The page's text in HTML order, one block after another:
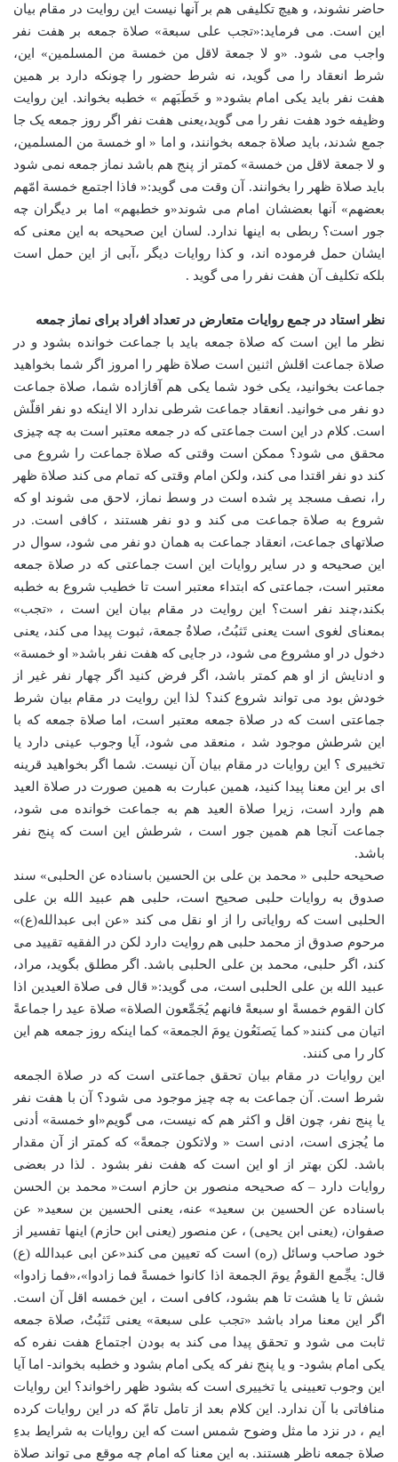
حاضر نشوند، و هیچ تکلیفی هم بر آنها نیست این روایت در مقام بیان
این است. می فرماید:«تجب علی سبعة» صلاة جمعه بر هفت نفر
واجب می شود. «و لا جمعة لاقل من خمسة من المسلمین» این،
شرط انعقاد را می گوید، نه شرط حضور را چونکه دارد بر همین
هفت نفر باید یکی امام بشود« و خَطَبَهم » خطبه بخواند. این روایت
وظیفه خود هفت نفر را می گوید،یعنی هفت نفر اگر روز جمعه یک جا
جمع شدند، باید صلاة جمعه بخوانند، و اما « او خمسة من المسلمین،
و لا جمعة لاقل من خمسة» کمتر از پنج هم باشد نماز جمعه نمی شود
باید صلاة ظهر را بخوانند. آن وقت می گوید:« فاذا اجتمع خمسة امّهم
بعضهم» آنها بعضشان امام می شوند«و خطبهم» اما بر دیگران چه
جور است؟ ربطی به اینها ندارد. لسان این صحیحه به این معنی که
ایشان حمل فرموده اند، و کذا روایات دیگر ،آبی از این حمل است
بلکه تکلیف آن هفت نفر را می گوید .
نظر استاد در جمع روایات متعارض در تعداد افراد برای نماز جمعه
نظر ما این است که صلاة جمعه باید با جماعت خوانده بشود و در
صلاة جماعت اقلش اثنین است صلاة ظهر را امروز اگر شما بخواهید
جماعت بخوانید، یکی خود شما یکی هم آقازاده شما، صلاة جماعت
دو نفر می خوانید. انعقاد جماعت شرطی ندارد الا اینکه دو نفر اقلّش
است. کلام در این است جماعتی که در جمعه معتبر است به چه چیزی
محقق می شود؟ ممکن است وقتی که صلاة جماعت را شروع می
کند دو نفر اقتدا می کند، ولکن امام وقتی که تمام می کند صلاة ظهر
را، نصف مسجد پر شده است در وسط نماز، لاحق می شوند او که
شروع به صلاة جماعت می کند و دو نفر هستند ، کافی است. در
صلاتهای جماعت، انعقاد جماعت به همان دو نفر می شود، سوال در
این صحیحه و در سایر روایات این است جماعتی که در صلاة جمعه
معتبر است، جماعتی که ابتداء معتبر است تا خطیب شروع به خطبه
بکند،چند نفر است؟ این روایت در مقام بیان این است ، «تجب»
بمعنای لغوی است یعنی تَثبُتُ، صلاةُ جمعة، ثبوت پیدا می کند، یعنی
دخول در او مشروع می شود، در جایی که هفت نفر باشد« او خمسة»
و ادنایش از او هم کمتر باشد، اگر فرض کنید اگر چهار نفر غیر از
خودش بود می تواند شروع کند؟ لذا این روایت در مقام بیان شرط
جماعتی است که در صلاة جمعه معتبر است، اما صلاة جمعه که با
این شرطش موجود شد ، منعقد می شود، آیا وجوب عینی دارد یا
تخییری ؟ این روایات در مقام بیان آن نیست. شما اگر بخواهید قرینه
ای بر این معنا پیدا کنید، همین عبارت به همین صورت در صلاة العید
هم وارد است، زیرا صلاة العید هم به جماعت خوانده می شود،
جماعت آنجا هم همین جور است ، شرطش این است که پنج نفر
باشد.
صحیحه حلبی « محمد بن علی بن الحسین باسناده عن الحلبی» سند
صدوق به روایات حلبی صحیح است، حلبی هم عبید الله بن علی
الحلبی است که روایاتی را از او نقل می کند «عن ابی عبدالله(ع)»
مرحوم صدوق از محمد حلبی هم روایت دارد لکن در الفقیه تقیید می
کند، اگر حلبی، محمد بن علی الحلبی باشد. اگر مطلق بگوید، مراد،
عبید الله بن علی الحلبی است، می گوید:« قال فی صلاة العیدین اذا
کان القوم خمسةً او سبعةً فانهم یُجَمِّعون الصلاة» صلاة عید را جماعةً
اتیان می کنند« کما یَصنَعُون یومَ الجمعة» کما اینکه روز جمعه هم این
کار را می کنند.
این روایات در مقام بیان تحقق جماعتی است که در صلاة الجمعه
شرط است. آن جماعت به چه چیز موجود می شود؟ آن با هفت نفر
یا پنج نفر، چون اقل و اکثر هم که نیست، می گویم«او خمسة» أدنی
ما یُجزی است، ادنی است « ولاتکون جمعةً» که کمتر از آن مقدار
باشد. لکن بهتر از او این است که هفت نفر بشود . لذا در بعضی
روایات دارد – که صحیحه منصور بن حازم است« محمد بن الحسن
باسناده عن الحسین بن سعید» عنه، یعنی الحسین بن سعید« عن
صفوان، (یعنی ابن یحیی) ، عن منصور (یعنی ابن حازم) اینها تفسیر از
خود صاحب وسائل (ره) است که تعیین می کند«عن ابی عبدالله (ع)
قال: یجِّمع القومُ یومَ الجمعة اذا کانوا خمسةً فما زادوا»،«فما زادوا»
شش تا یا هشت تا هم بشود، کافی است ، این خمسه اقل آن است.
اگر این معنا مراد باشد «تجب علی سبعة» یعنی تَثبُتُ، صلاة جمعه
ثابت می شود و تحقق پیدا می کند به بودن اجتماع هفت نفره که
یکی امام بشود- و یا پنج نفر که یکی امام بشود و خطبه بخواند- اما آیا
این وجوب تعیینی یا تخییری است که بشود ظهر راخواند؟ این روایات
منافاتی با آن ندارد. این کلام بعد از تامل تامّ که در این روایات کرده
ایم ، در نزد ما مثل وضوح شمس است که این روایات به شرایط بدءِ
صلاة جمعه ناظر هستند. به این معنا که امام چه موقع می تواند صلاة